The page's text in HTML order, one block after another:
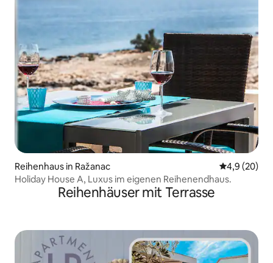
Reihenhaus in Ražanac
4,9 (20)
Holiday House A, Luxus im eigenen Reihenendhaus.
Reihenhäuser mit Terrasse